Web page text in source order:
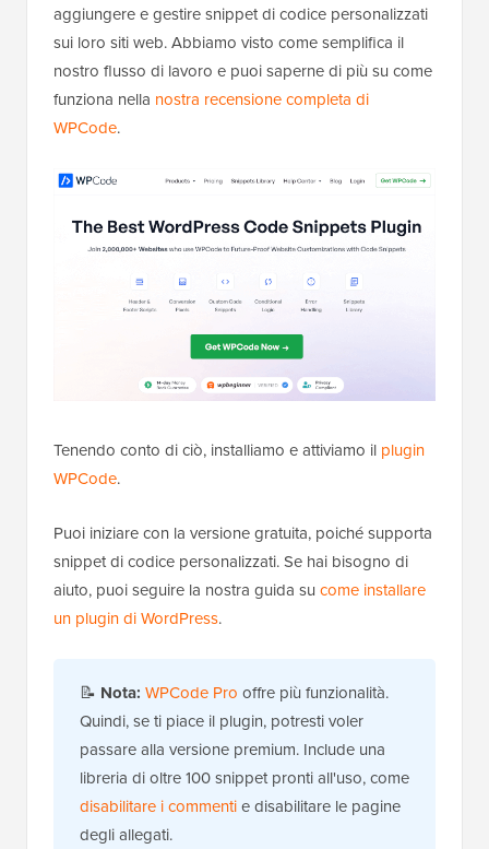
aggiungere e gestire snippet di codice personalizzati
sui loro siti web. Abbiamo visto come semplifica il
nostro flusso di lavoro e puoi saperne di più su come
funziona nella nostra recensione completa di
WPCode.
Tenendo conto di ciò, installiamo e attiviamo il plugin
WPCode.
Puoi iniziare con la versione gratuita, poiché supporta
snippet di codice personalizzati. Se hai bisogno di
aiuto, puoi seguire la nostra guida su come installare
un plugin di WordPress.
📝 Nota: WPCode Pro offre più funzionalità.
Quindi, se ti piace il plugin, potresti voler
passare alla versione premium. Include una
libreria di oltre 100 snippet pronti all'uso, come
disabilitare i commentie disabilitare le pagine
degli allegati.